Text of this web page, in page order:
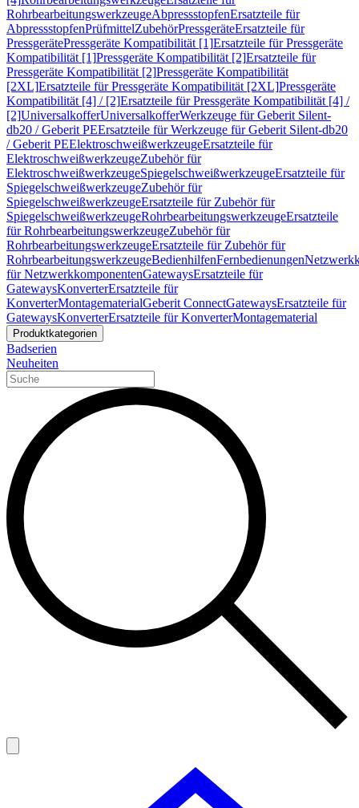
RohrbearbeitungswerkzeugeAbpressstopfenErsatzteile für
AbpressstopfenPrüfmittelZubehörPressgeräteErsatzteile für
PressgerätePressgeräte Kompatibilität [1]Ersatzteile für Pressgeräte
Kompatibilität [1]Pressgeräte Kompatibilität [2]Ersatzteile für
Pressgeräte Kompatibilität [2]Pressgeräte Kompatibilität
[2XL]Ersatzteile für Pressgeräte Kompatibilität [2XL]Pressgeräte
Kompatibilität [4] / [2]Ersatzteile für Pressgeräte Kompatibilität [4] /
[2]UniversalkofferUniversalkofferWerkzeuge für Geberit Silent-
db20 / Geberit PEErsatzteile für Werkzeuge für Geberit Silent-db20
/ Geberit PEElektroschweißwerkzeugeErsatzteile für
ElektroschweißwerkzeugeZubehör für
ElektroschweißwerkzeugeSpiegelschweißwerkzeugeErsatzteile für
SpiegelschweißwerkzeugeZubehör für
SpiegelschweißwerkzeugeErsatzteile für Zubehör für
SpiegelschweißwerkzeugeRohrbearbeitungswerkzeugeErsatzteile
für RohrbearbeitungswerkzeugeZubehör für
RohrbearbeitungswerkzeugeErsatzteile für Zubehör für
RohrbearbeitungswerkzeugeBedienhilfenFernbedienungen
für NetzwerkkomponentenGatewaysErsatzteile für
GatewaysKonverterErsatzteile für
KonverterMontagematerialGeberit ConnectGatewaysErsatzteile für
GatewaysKonverterErsatzteile für KonverterMontagematerial
Produktkategorien
Badserien
Neuheiten